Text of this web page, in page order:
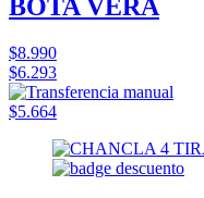
BOTA VERA
$8.990
$6.293
$5.664